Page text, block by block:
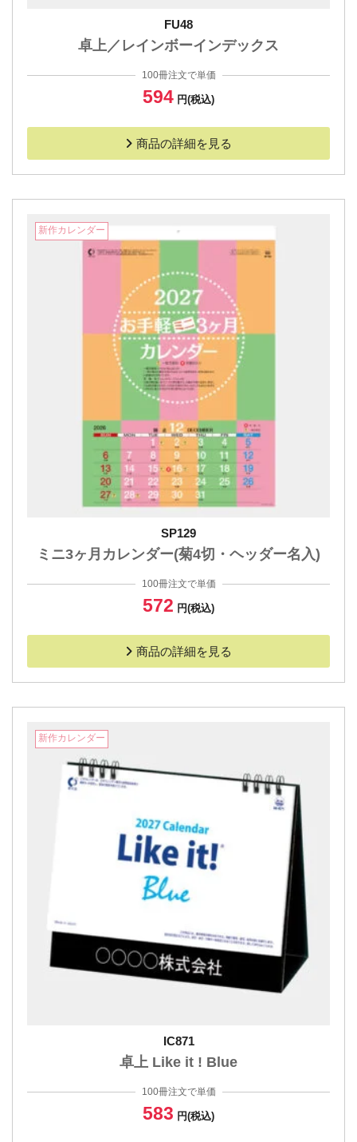
FU48
卓上／レインボーインデックス
100冊注文で単価
594 円(税込)
商品の詳細を見る
新作カレンダー
SP129
ミニ3ヶ月カレンダー(菊4切・ヘッダー名入)
100冊注文で単価
572 円(税込)
商品の詳細を見る
新作カレンダー
IC871
卓上 Like it ! Blue
100冊注文で単価
583 円(税込)